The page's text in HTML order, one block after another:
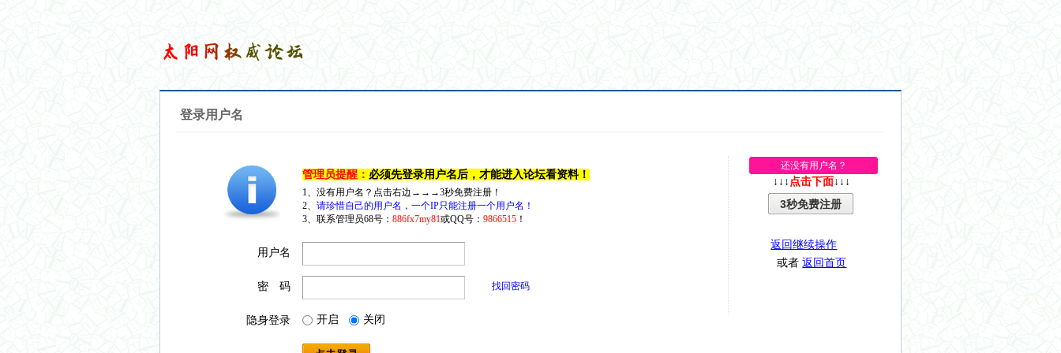
登录用户名
管理员提醒： 必须先登录用户名后，才能进入论坛看资料！
1、没有用户名？点击右边→→→3秒免费注册！
2、 请珍惜自己的用户名，一个IP只能注册一个用户名！
3、联系管理员68号： 886fx7my81或QQ号： 9866515！
用户名
密 码 找回密码
隐身登录 开启 关闭
还没有用户名？
↓↓↓ 点击下面 ↓↓↓
3秒免费注册
返回继续操作
或者返回首页